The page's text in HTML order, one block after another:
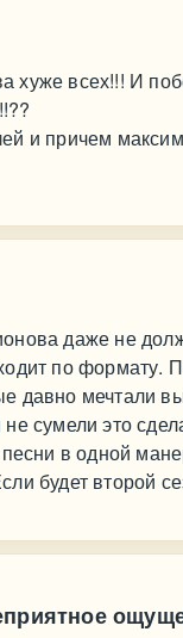
хуже всех!!! И
и причем
даже не
по формату.
давно мечтали
сумели это
в одной
будет второй